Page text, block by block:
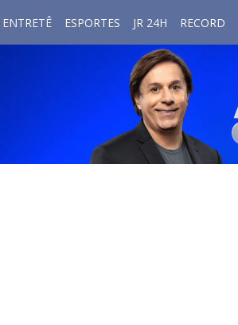
ENTRETÊ ESPORTES JR 24H RECORD